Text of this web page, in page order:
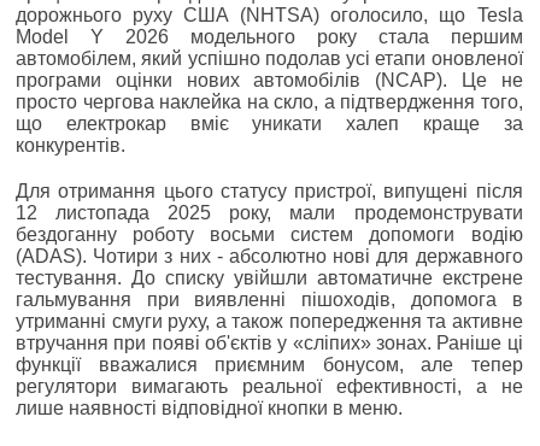
дорожнього руху США (NHTSA) оголосило, що Tesla
Model Y 2026 модельного року стала першим
автомобілем, який успішно подолав усі етапи оновленої
програми оцінки нових автомобілів (NCAP). Це не
просто чергова наклейка на скло, а підтвердження того,
що електрокар вміє уникати халеп краще за
конкурентів.
Для отримання цього статусу пристрої, випущені після
12 листопада 2025 року, мали продемонструвати
бездоганну роботу восьми систем допомоги водію
(ADAS). Чотири з них - абсолютно нові для державного
тестування. До списку увійшли автоматичне екстрене
гальмування при виявленні пішоходів, допомога в
утриманні смуги руху, а також попередження та активне
втручання при появі об'єктів у «сліпих» зонах. Раніше ці
функції вважалися приємним бонусом, але тепер
регулятори вимагають реальної ефективності, а не
лише наявності відповідної кнопки в меню.